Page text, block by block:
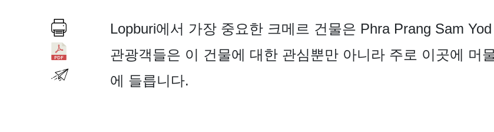
Lopburi에서 가장 중요한 크메르 건물은 Phra Prang Sam
관광객들은 이 건물에 대한 관심뿐만 아니라 주로 이곳에 머
에 들릅니다.